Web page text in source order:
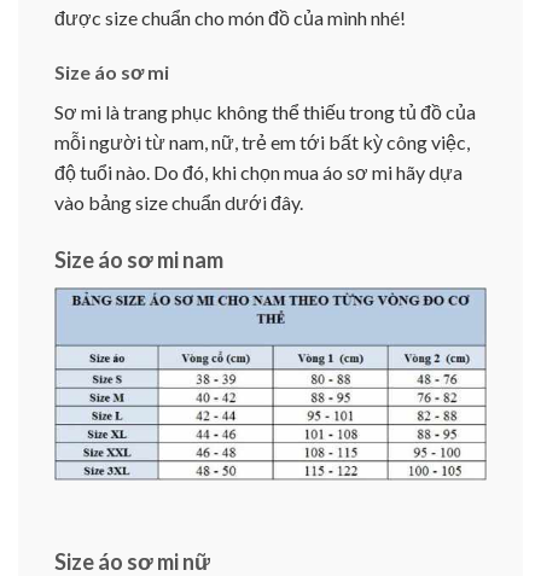
được size chuẩn cho món đồ của mình nhé!
Size áo sơ mi
Sơ mi là trang phục không thể thiếu trong tủ đồ của
mỗi người từ nam, nữ, trẻ em tới bất kỳ công việc,
độ tuổi nào. Do đó, khi chọn mua áo sơ mi hãy dựa
vào bảng size chuẩn dưới đây.
Size áo sơ mi nam
Size áo sơ mi nữ